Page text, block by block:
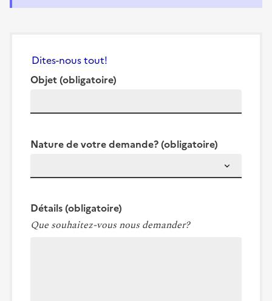
Dites-nous tout!
Objet(obligatoire)
Nature de votre demande?(obligatoire)
Détails(obligatoire)
Que souhaitez-vous nous demander?